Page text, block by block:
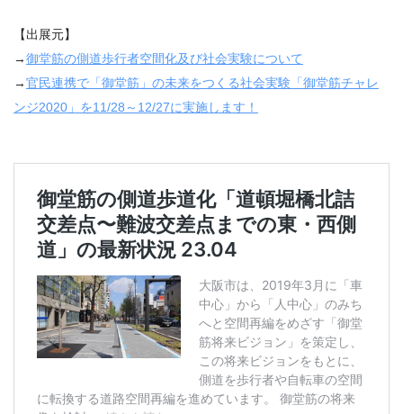
【出展元】
→御堂筋の側道歩行者空間化及び社会実験について
→官民連携で「御堂筋」の未来をつくる社会実験「御堂筋チャレ
ンジ2020 」を11/28 ～ 12/27に実施します！